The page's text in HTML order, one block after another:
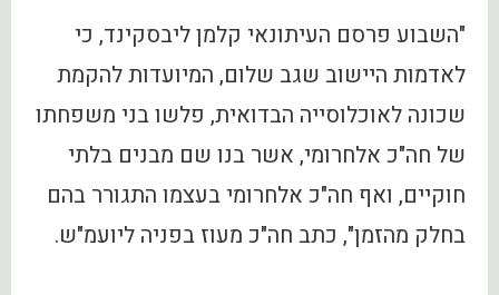
"‏השבוע פרסם העיתונאי קלמן ליבסקינד, כי
לאדמות היישוב שגב שלום, המיועדות להקמת
שכונה לאוכלוסייה ‏הבדואית, פלשו בני משפחתו
של חה"כ אלחרומי, אשר בנו שם מבנים בלתי
חוקיים, ואף חה"כ אלחרומי ‏בעצמו התגורר בהם
בחלק מהזמן", כתב חה"כ מעוז בפניה ליועמ"ש.